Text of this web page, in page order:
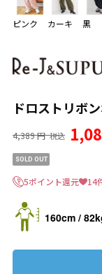
ピンク カーキ 黒
ドロストリボ
4,389 円 税込
SOLD OUT
5ポイント還元 14
160cm /